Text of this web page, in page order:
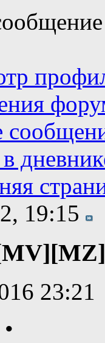
19:15
23:21
•